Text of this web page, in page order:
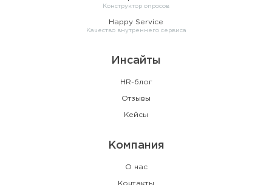
Конструктор опросов
Happy Service
Качество внутреннего сервиса
Инсайты
HR-блог
Отзывы
Кейсы
Компания
О нас
Контакты